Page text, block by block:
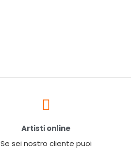
Artisti online
Se sei nostro cliente puoi